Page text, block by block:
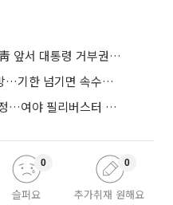
與, 형소법 대국민 보고 vs 野, 靑 앞서 대통령 거부권 촉구
경찰 수사 기다리다 피의자 석방…기한 넘기면 속수무책
‘보완수사권 폐지법’ 본회의 상정…여야 필리버스터 대치
슬퍼요
0
추가취재 원해요
0